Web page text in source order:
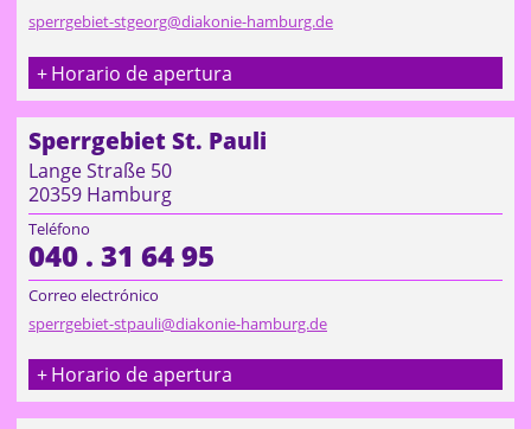
sperrgebiet-stgeorg@diakonie-hamburg.de
Horario de apertura
Sperrgebiet St. Pauli
Lange Straße 50
20359 Hamburg
Teléfono
040 . 31 64 95
Correo electrónico
sperrgebiet-stpauli@diakonie-hamburg.de
Horario de apertura